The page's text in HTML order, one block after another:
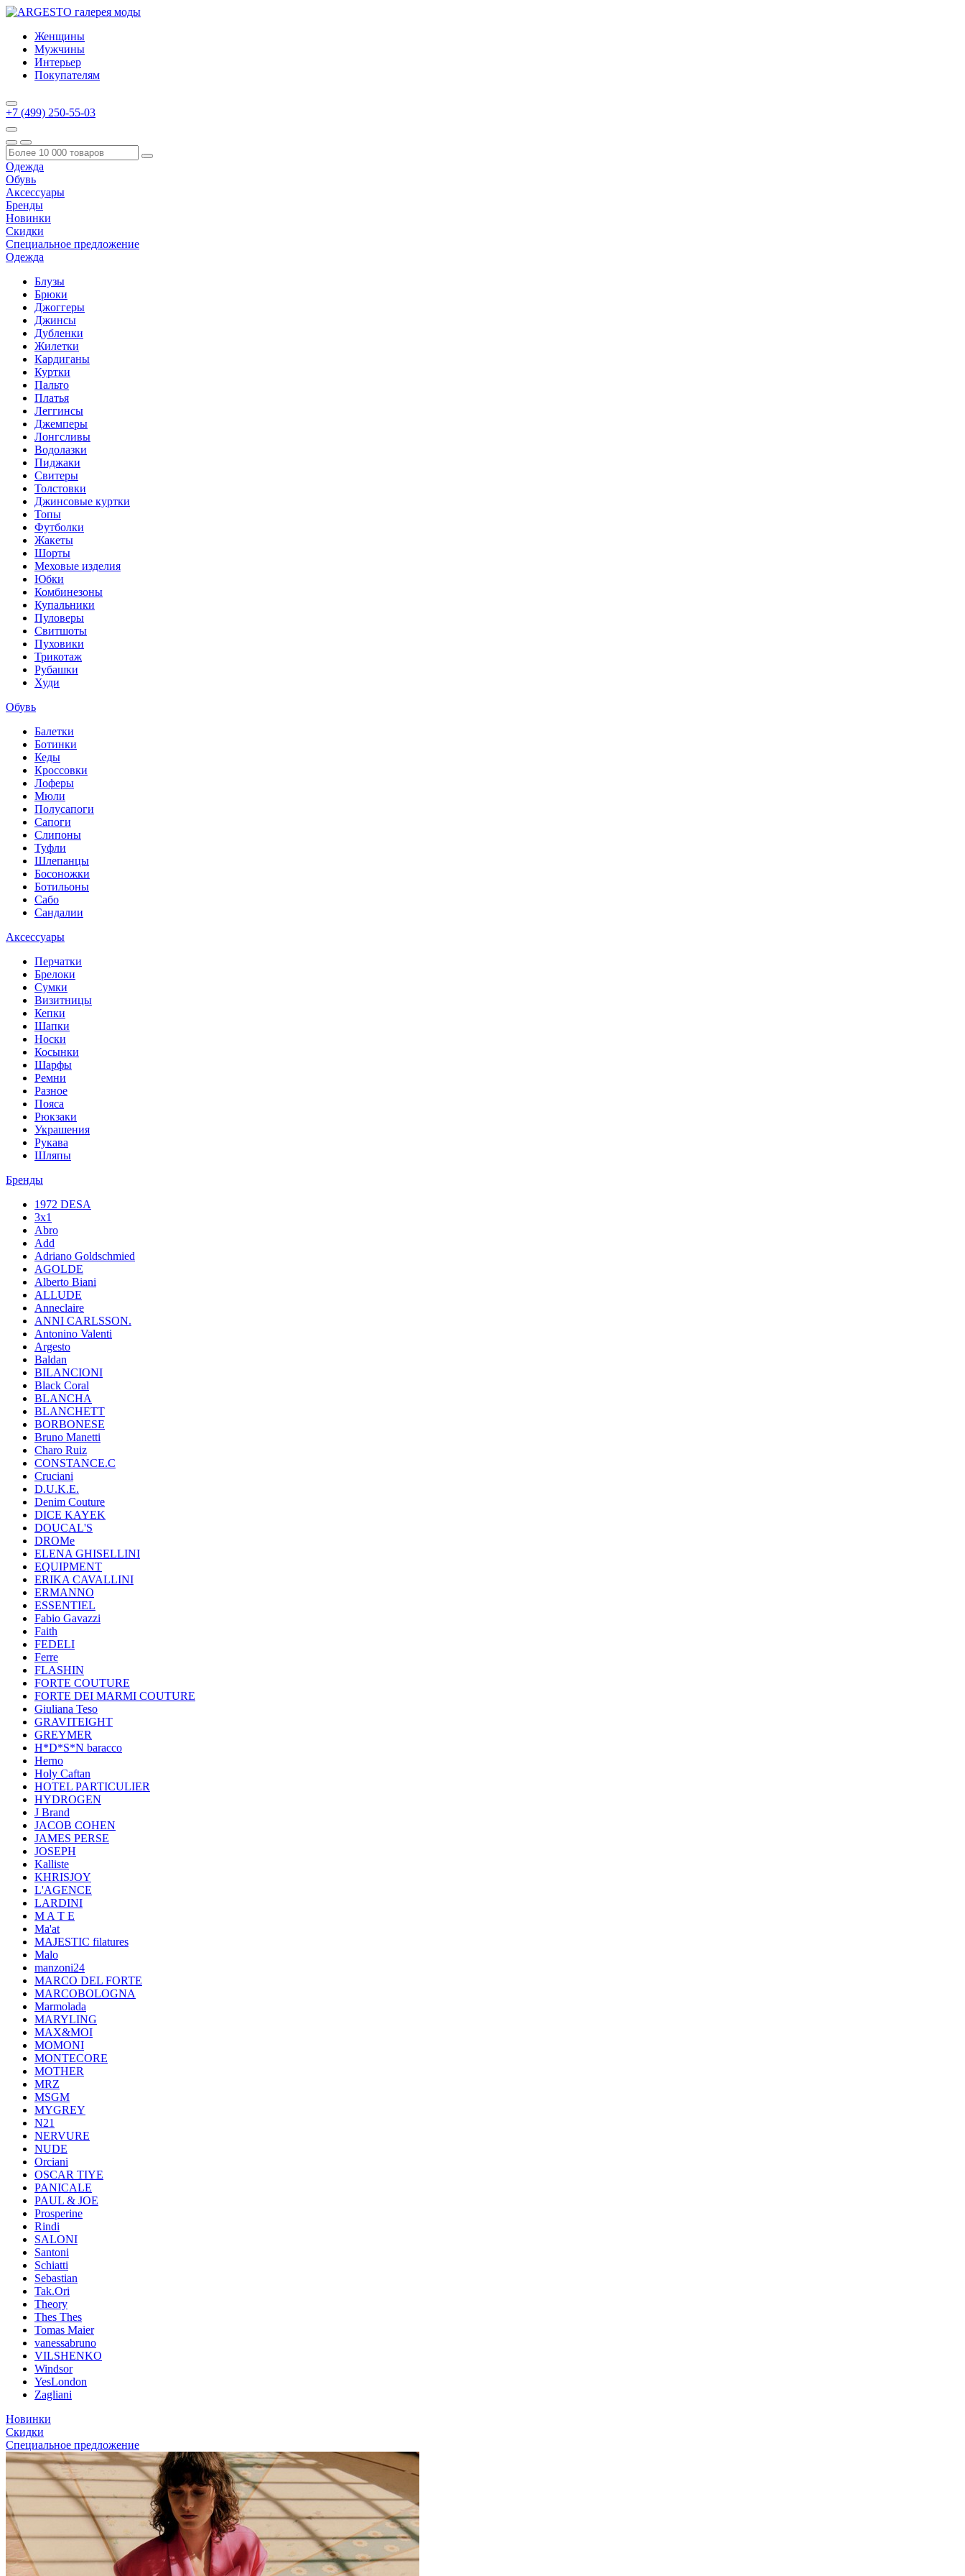
Женщины
Мужчины
Интерьер
Покупателям
+7 (499) 250-55-03
Одежда
Обувь
Аксессуары
Бренды
Новинки
Скидки
Специальное предложение
Одежда
Блузы
Брюки
Джоггеры
Джинсы
Дубленки
Жилетки
Кардиганы
Куртки
Пальто
Платья
Леггинсы
Джемперы
Лонгсливы
Водолазки
Пиджаки
Свитеры
Толстовки
Джинсовые куртки
Топы
Футболки
Жакеты
Шорты
Меховые изделия
Юбки
Комбинезоны
Купальники
Пуловеры
Свитшоты
Пуховики
Трикотаж
Рубашки
Худи
Обувь
Балетки
Ботинки
Кеды
Кроссовки
Лоферы
Мюли
Полусапоги
Сапоги
Слипоны
Туфли
Шлепанцы
Босоножки
Ботильоны
Сабо
Сандалии
Аксессуары
Перчатки
Брелоки
Сумки
Визитницы
Кепки
Шапки
Носки
Косынки
Шарфы
Ремни
Разное
Пояса
Рюкзаки
Украшения
Рукава
Шляпы
Бренды
1972 DESA
3x1
Abro
Add
Adriano Goldschmied
AGOLDE
Alberto Biani
ALLUDE
Anneclaire
ANNI CARLSSON.
Antonino Valenti
Argesto
Baldan
BILANCIONI
Black Coral
BLANCHA
BLANCHETT
BORBONESE
Bruno Manetti
Charo Ruiz
CONSTANCE.C
Cruciani
D.U.K.E.
Denim Couture
DICE KAYEK
DOUCAL'S
DROMe
ELENA GHISELLINI
EQUIPMENT
ERIKA CAVALLINI
ERMANNO
ESSENTIEL
Fabio Gavazzi
Faith
FEDELI
Ferre
FLASHIN
FORTE COUTURE
FORTE DEI MARMI COUTURE
Giuliana Teso
GRAVITEIGHT
GREYMER
H*D*S*N baracco
Herno
Holy Caftan
HOTEL PARTICULIER
HYDROGEN
J Brand
JACOB COHEN
JAMES PERSE
JOSEPH
Kalliste
KHRISJOY
L'AGENCE
LARDINI
M A T E
Ma'at
MAJESTIC filatures
Malo
manzoni24
MARCO DEL FORTE
MARCOBOLOGNA
Marmolada
MARYLING
MAX&MOI
MOMONI
MONTECORE
MOTHER
MRZ
MSGM
MYGREY
N21
NERVURE
NUDE
Orciani
OSCAR TIYE
PANICALE
PAUL & JOE
Prosperine
Rindi
SALONI
Santoni
Schiatti
Sebastian
Tak.Ori
Theory
Thes Thes
Tomas Maier
vanessabruno
VILSHENKO
Windsor
YesLondon
Zagliani
Новинки
Скидки
Специальное предложение